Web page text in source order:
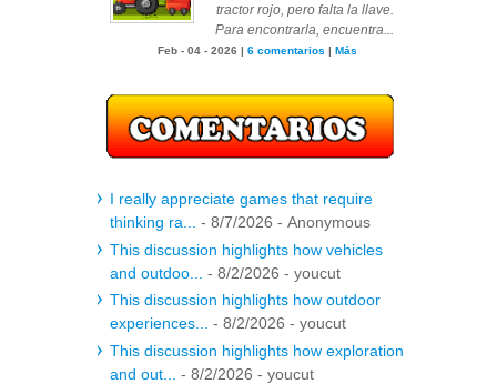
tractor rojo, pero falta la llave.
Para encontrarla, encuentra...
Feb - 04 - 2026 | 6 comentarios | Más
I really appreciate games that require
thinking ra...
- 8/7/2026 - Anonymous
This discussion highlights how vehicles
and outdoo...
- 8/2/2026 - youcut
This discussion highlights how outdoor
experiences...
- 8/2/2026 - youcut
This discussion highlights how exploration
and out...
- 8/2/2026 - youcut